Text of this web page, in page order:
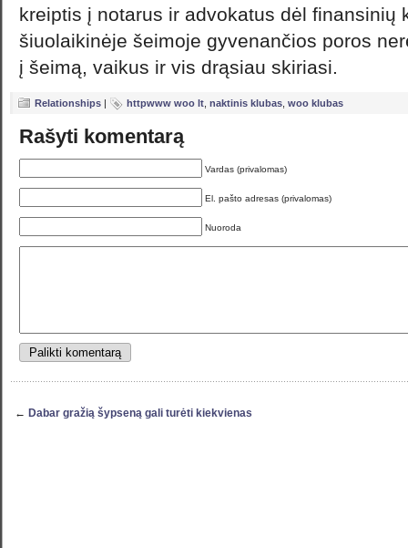
kreiptis į notarus ir advokatus dėl finansinių
šiuolaikinėje šeimoje gyvenančios poros
į šeimą, vaikus ir vis drąsiau skiriasi.
Relationships | httpwww woo lt naktinis klubas woo klubas
Rašyti komentarą
Vardas (privalomas)
El. pašto adresas (privalomas)
Nuoroda
← Dabar gražią šypseną gali turėti kiekvienas